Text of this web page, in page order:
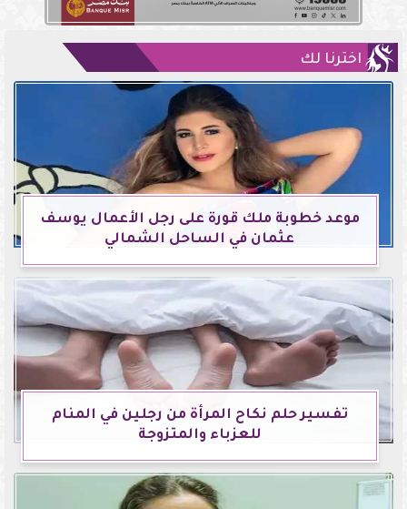
اخترنا لك
موعد خطوبة ملك قورة على رجل الأعمال يوسف
عثمان في الساحل الشمالي
تفسير حلم نكاح المرأة من رجلين في المنام
للعزباء والمتزوجة